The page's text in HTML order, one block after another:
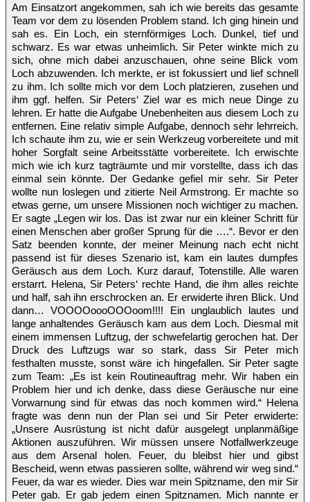
Am Einsatzort angekommen, sah ich wie bereits das gesamte
Team vor dem zu lösenden Problem stand. Ich ging hinein und
sah es. Ein Loch, ein sternförmiges Loch. Dunkel, tief und
schwarz. Es war etwas unheimlich. Sir Peter winkte mich zu
sich, ohne mich dabei anzuschauen, ohne seine Blick vom
Loch abzuwenden. Ich merkte, er ist fokussiert und lief schnell
zu ihm. Ich sollte mich vor dem Loch platzieren, zusehen und
ihm ggf. helfen. Sir Peters‘ Ziel war es mich neue Dinge zu
lehren. Er hatte die Aufgabe Unebenheiten aus diesem Loch zu
entfernen. Eine relativ simple Aufgabe, dennoch sehr lehrreich.
Ich schaute ihm zu, wie er sein Werkzeug vorbereitete und mit
hoher Sorgfalt seine Arbeitsstätte vorbereitete. Ich erwischte
mich wie ich kurz tagträumte und mir vorstellte, dass ich das
einmal sein könnte. Der Gedanke gefiel mir sehr. Sir Peter
wollte nun loslegen und zitierte Neil Armstrong. Er machte so
etwas gerne, um unsere Missionen noch wichtiger zu machen.
Er sagte „Legen wir los. Das ist zwar nur ein kleiner Schritt für
einen Menschen aber großer Sprung für die ….“. Bevor er den
Satz beenden konnte, der meiner Meinung nach echt nicht
passend ist für dieses Szenario ist, kam ein lautes dumpfes
Geräusch aus dem Loch. Kurz darauf, Totenstille. Alle waren
erstarrt. Helena, Sir Peters‘ rechte Hand, die ihm alles reichte
und half, sah ihn erschrocken an. Er erwiderte ihren Blick. Und
dann… VOOOOoooOOOoom!!!! Ein unglaublich lautes und
lange anhaltendes Geräusch kam aus dem Loch. Diesmal mit
einem immensen Luftzug, der schwefelartig gerochen hat. Der
Druck des Luftzugs war so stark, dass Sir Peter mich
festhalten musste, sonst wäre ich hingefallen. Sir Peter sagte
zum Team: „Es ist kein Routineauftrag mehr. Wir haben ein
Problem hier und ich denke, dass diese Geräusche nur eine
Vorwarnung sind für etwas das noch kommen wird.“ Helena
fragte was denn nun der Plan sei und Sir Peter erwiderte:
„Unsere Ausrüstung ist nicht dafür ausgelegt unplanmäßige
Aktionen auszuführen. Wir müssen unsere Notfallwerkzeuge
aus dem Arsenal holen. Feuer, du bleibst hier und gibst
Bescheid, wenn etwas passieren sollte, während wir weg sind.“
Feuer, da war es wieder. Dies war mein Spitzname, den mir Sir
Peter gab. Er gab jedem einen Spitznamen. Mich nannte er